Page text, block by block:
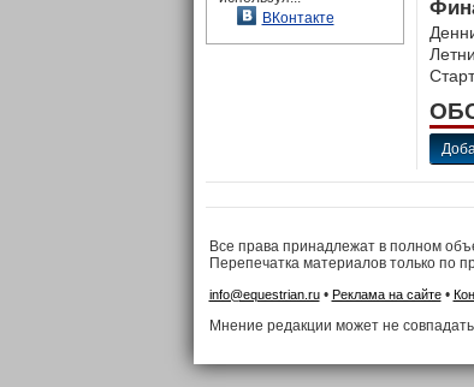
ВКонтакте
Все права принадлежат в полном
Перепечатка материалов только по
info@equestrian.ru• Реклама на сайте•
Мнение редакции может не